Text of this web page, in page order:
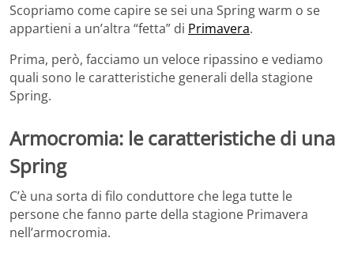
Scopriamo come capire se sei una Spring warm o se
appartieni a un’altra “fetta” di Primavera.
Prima, però, facciamo un veloce ripassino e vediamo
quali sono le caratteristiche generali della stagione
Spring.
Armocromia: le caratteristiche di una
Spring
C’è una sorta di filo conduttore che lega tutte le
persone che fanno parte della stagione Primavera
nell’armocromia.